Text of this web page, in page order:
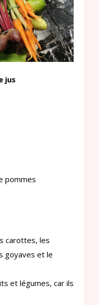
jus
pommes
carottes, les
goyaves et le
et légumes, car ils